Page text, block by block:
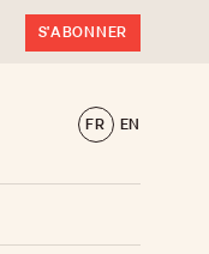
S'ABONNER
FR EN